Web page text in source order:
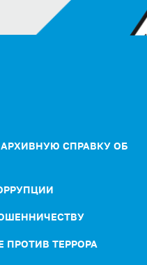
СПРАВКУ ОБ
ПРОТИВ ТЕРРОРА